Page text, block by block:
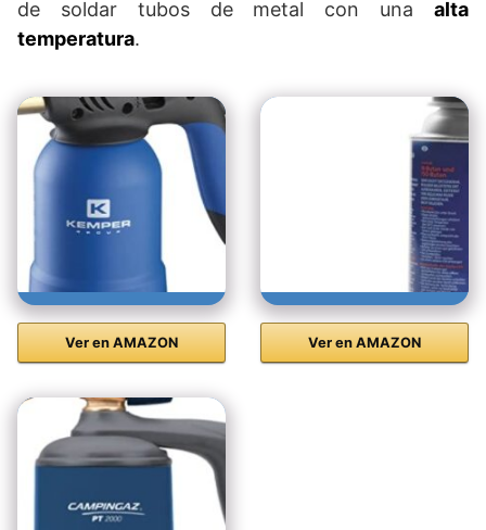
de soldar tubos de metal con una alta
temperatura.
Ver en AMAZON Ver en AMAZON